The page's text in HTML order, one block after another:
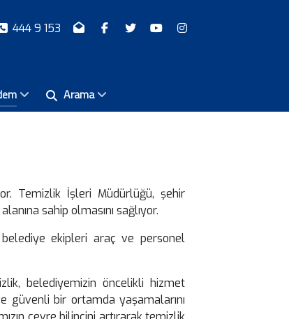
444 9 153
Arama
Temizlik İşleri Müdürlüğü, şehir
sahip olmasını sağlıyor.
ekipleri araç ve personel
belediyemizin öncelikli hizmet
güvenli bir ortamda yaşamalarını